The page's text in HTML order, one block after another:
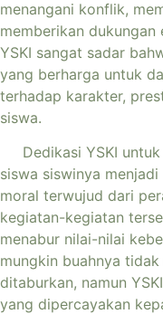
menangani konflik,
memberikan
YSKI sangat sadar
yang berharga untuk
terhadap karakter,
siswa.
Dedikasi YSKI untuk
siswa siswinya
moral terwujud dari
kegiatan-kegiatan
menabur nilai-nilai
mungkin buahnya
ditaburkan, namun
yang dipercayakan